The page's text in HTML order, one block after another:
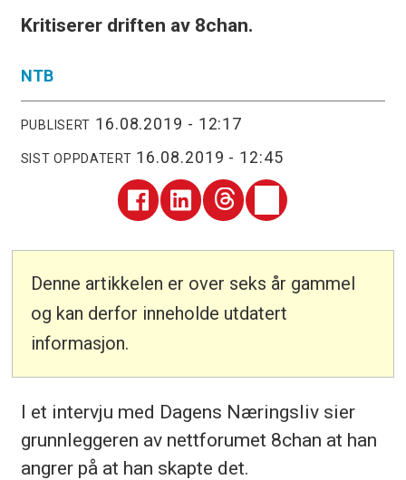
Kritiserer driften av 8chan.
NTB
PUBLISERT 16.08.2019 - 12:17
SIST OPPDATERT 16.08.2019 - 12:45
Denne artikkelen er over seks år gammel
og kan derfor inneholde utdatert
informasjon.
I et intervju med Dagens Næringsliv sier
grunnleggeren av nettforumet 8chan at han
angrer på at han skapte det.